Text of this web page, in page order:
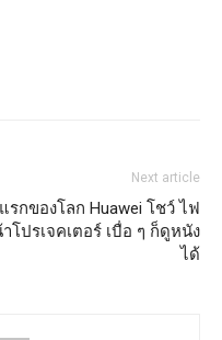
Next article
รกของโลก Huawei โชว์ ไฟ
โปรเจคเตอร์ เบื่อ ๆ ก็ดูหนัง
ได้